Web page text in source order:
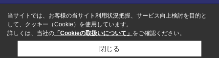
当サイトでは、お客様の当サイト利用状況把握、サービス向上検討を目的と
して、クッキー（Cookie）を使用しています。
詳しくは、当社の 「Cookieの取扱いについて」 をご確認ください。
閉じる